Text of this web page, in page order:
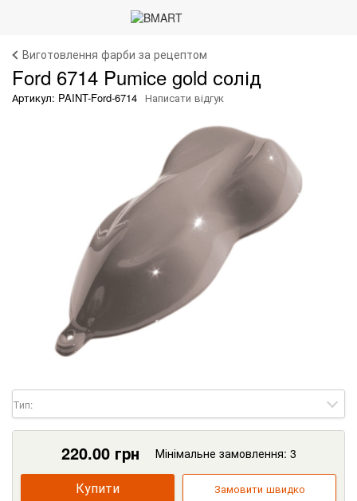
Виготовлення фарби за рецептом
Ford 6714 Pumice gold солід
Артикул: PAINT-Ford-6714 Написати відгук
Тип:
220.00грн Мінімальне замовлення: 3
Купити Замовити швидко